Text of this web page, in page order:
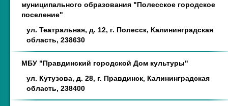
муниципального образования "Полесское городское
поселение"
ул. Театральная, д. 12, г. Полесск, Калининградская
область, 238630
МБУ "Правдинский городской Дом культуры"
ул. Кутузова, д. 28, г. Правдинск, Калининградская
область, 238400